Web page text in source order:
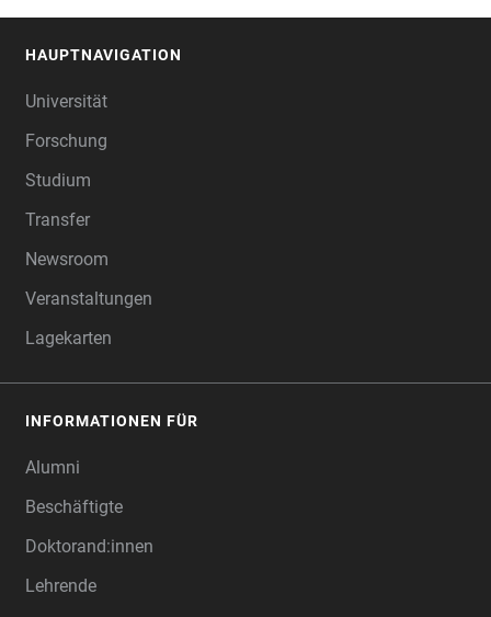
HAUPTNAVIGATION
Universität
Forschung
Studium
Transfer
Newsroom
Veranstaltungen
Lagekarten
INFORMATIONEN FÜR
Alumni
Beschäftigte
Doktorand:innen
Lehrende